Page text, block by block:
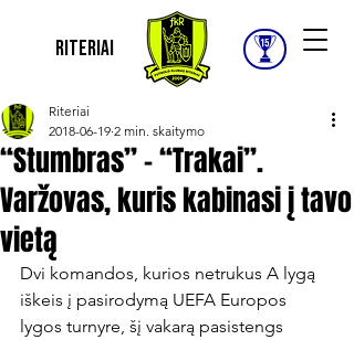
Riteriai
“Stumbras” – “Trakai”.
Varžovas, kuris kabinasi į tavo
vietą
Riteriai
2018-06-19 2 min. skaitymo
Dvi komandos, kurios netrukus A lygą
iškeis į pasirodymą UEFA Europos
lygos turnyre, šį vakarą pasistengs